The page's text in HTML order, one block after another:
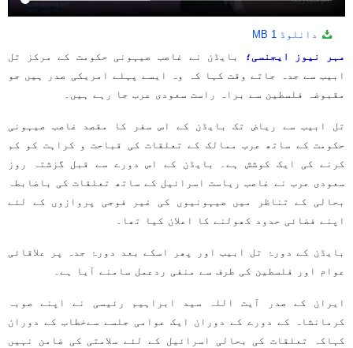
دانلوڈ 1 MB
مہر نیوز ایجنسی؛
بایڈن نے غاصب صیہونی حکومت کے مرکز تل
ابیب سے جدہ جاتے وقت کہا کہ وہ ایسے پہلے امریکی صدر ہیں جو
مقبوضہ فلسطین سے براہ راست سعودی عرب جا رہے ہیں۔
تل ابیب سے ریاض تک بایڈن کے اس سفر کا مقصد غاصب صیہونی
حکومت کے ساتھ عرب ممالک کے تعلقات کی قباحت و کراہت کو کم
کرنے کی ایک کوشش ہے۔ بایڈن کے اس دورے سے قبل گزشتہ روز
سعودی عرب نے غاصب ریاست اسرائیل کے ساتھ تعلقات کی باضابطہ
بحالی کے تناظر میں صیہونیوں کی غیر فوجی پروازوں کے لئے
اپنے فضائی حدود کھولنے کا اعلان کیا تھا۔
بایڈن کے دورۂ تل ابیب اور پھر اسکے بعد دورۂ جدہ پر علاقائی
عوام اور فلسطین کی طرف سے منفی ردعمل سامنے آیا ہے۔
ایران کے صدر آیت اللہ سید ابراہیم رئیسی نے اپنے صوبہ
کرمانشاہ کے دورے کے دوران ایک عوامی جلسے سےخطاب کے دوران
کہاکہ تعلقات کی بحالی اسرائیل کے لئے سلامتی کی ضامن نہیں